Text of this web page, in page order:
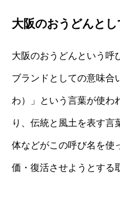
大阪のおうどんと
大阪のおうどんという呼
ブランドとしての意味合
わ）」という言葉が使わ
り、伝統と風土を表す言
体などがこの呼び名を使
価・復活させようとする